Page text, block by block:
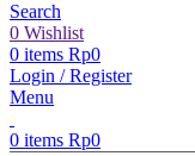
Search
0 Wishlist
0 items Rp0
Login / Register
Menu
0 items Rp0